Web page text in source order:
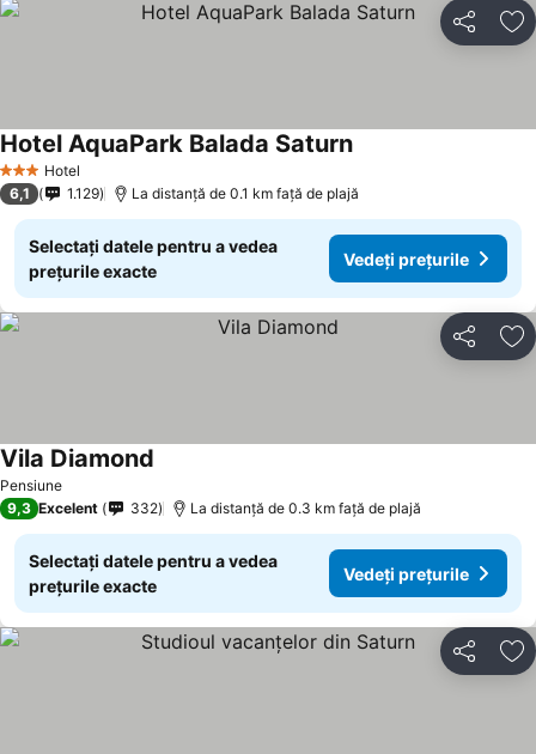
Distribuiți
3 SteleHotel
Hotel AquaPark Balada Saturn
6,1 1.129 La distanță de 0.1 km față de plajă
Selectați datele pentru a vedea
prețurile exacte
Vedeți prețurile
Distribuiți
Pensiune
Vila Diamond
9,3 Excelent 332 La distanță de 0.3 km față de plajă
Selectați datele pentru a vedea
prețurile exacte
Vedeți prețurile
Distribuiți